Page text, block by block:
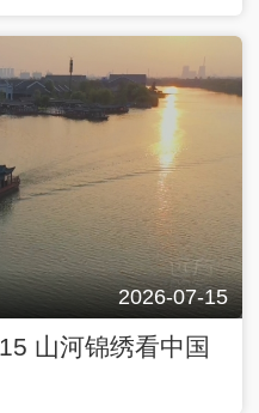
2026-07-15
山河锦绣看中国